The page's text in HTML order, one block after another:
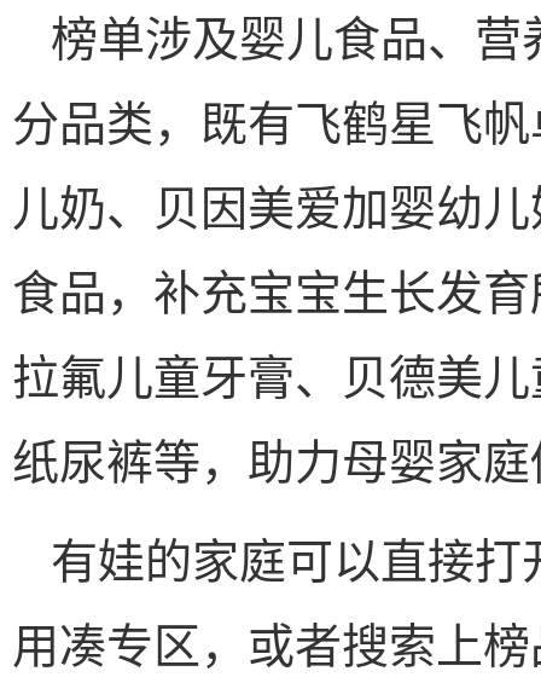
榜单涉及婴儿食品、
分品类，既有飞鹤星飞
儿奶、贝因美爱加婴幼
食品，补充宝宝生长发
拉氟儿童牙膏、贝德美
纸尿裤等，助力母婴家
有娃的家庭可以直接
用凑专区，或者搜索上